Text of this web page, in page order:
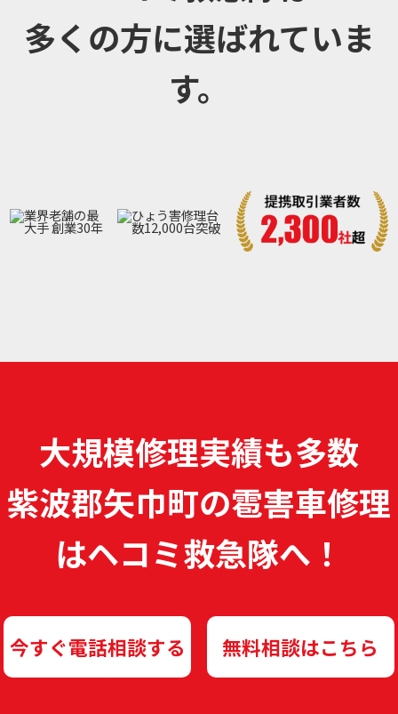
多くの方に選ばれていま
す。
大規模修理実績も多数
紫波郡矢巾町の雹害車修理
はヘコミ救急隊へ！
今すぐ電話相談する 無料相談はこちら